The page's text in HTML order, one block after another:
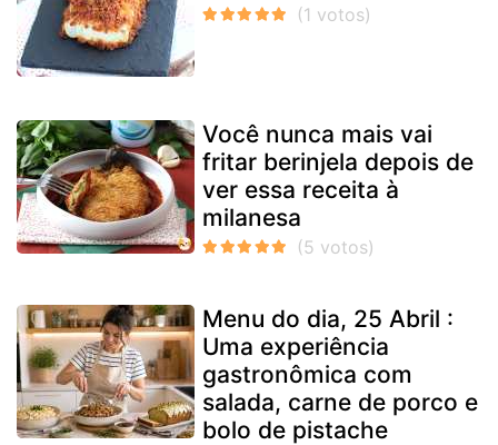
Você nunca mais vai
fritar berinjela depois de
ver essa receita à
milanesa
Menu do dia, 25 Abril :
Uma experiência
gastronômica com
salada, carne de porco e
bolo de pistache